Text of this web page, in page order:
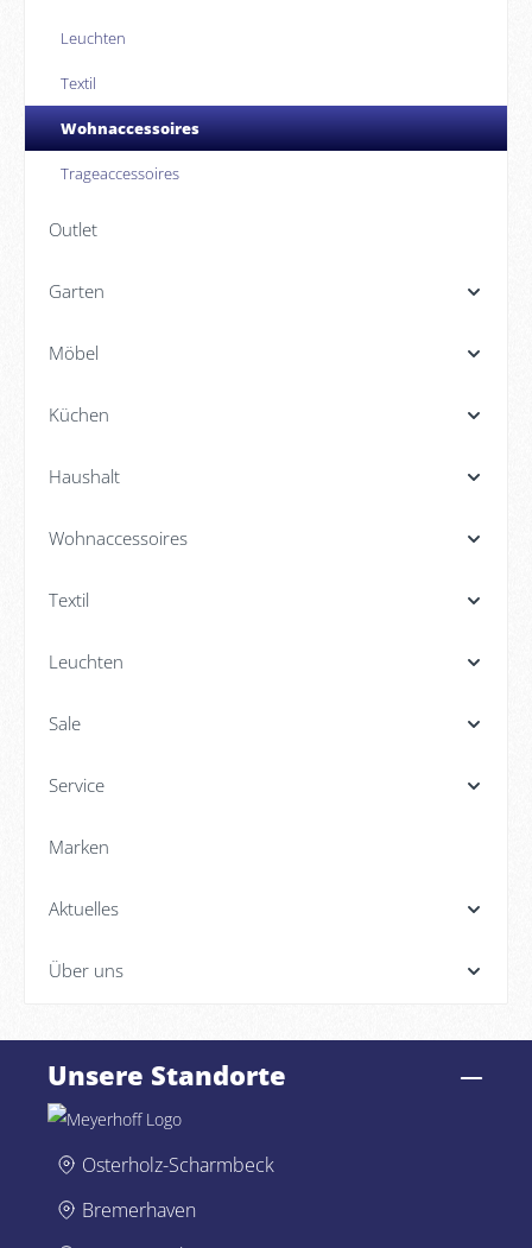
Leuchten
Textil
Wohnaccessoires
Trageaccessoires
Outlet
Garten
Möbel
Küchen
Haushalt
Wohnaccessoires
Textil
Leuchten
Sale
Service
Marken
Aktuelles
Über uns
Unsere Standorte
Osterholz-Scharmbeck
Bremerhaven